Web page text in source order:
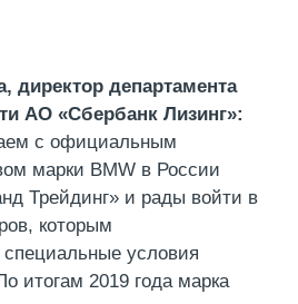
директор департамента
АО «Сбербанк Лизинг»:
с официальным
марки BMW в России
Трейдинг» и рады войти в
которым
условия
итогам 2019 года марка